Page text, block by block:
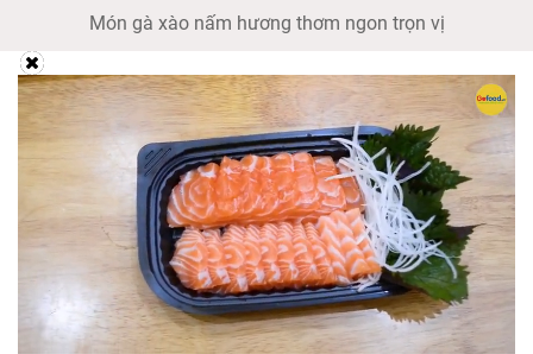
Món gà xào nấm hương thơm ngon trọn vị